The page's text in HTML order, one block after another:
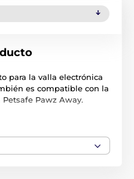
para la valla electrónica
es compatible con la
Pawz Away.